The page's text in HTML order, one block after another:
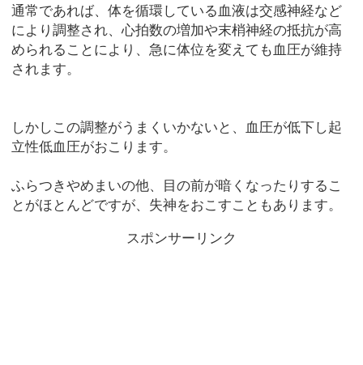
通常であれば、体を循環している血液は交感神経など
により調整され、心拍数の増加や末梢神経の抵抗が高
められることにより、急に体位を変えても血圧が維持
されます。
しかしこの調整がうまくいかないと、血圧が低下し起
立性低血圧がおこります。
ふらつきやめまいの他、目の前が暗くなったりするこ
とがほとんどですが、失神をおこすこともあります。
スポンサーリンク